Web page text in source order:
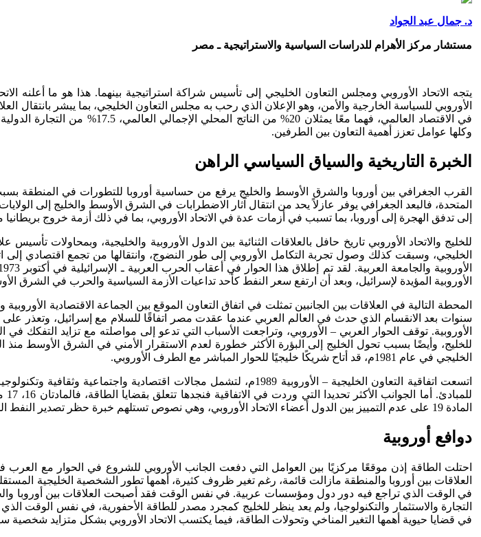
د. جمال عبد الجواد
مستشار مركز الأهرام للدراسات السياسية والاستراتيجية ـ مصر
الأوروبي للسياسة الخارجية والأمن، وهو الإعلان الذي رحب به مجلس التعاون الخليجي، بما يبشر بانتقال
في الاقتصاد العالمي، فهما معًا
وكلها عوامل تعزز أهمية التعاون بين الطرفين.
الخبرة التاريخية والسياق السياسي الراهن
القرب الجغرافي بين أوروبا والشرق الأوسط والخليج يرفع من حساسية أوروبا للتطورات في المنطقة
المتحدة، فالبعد الجغرافي يوفر عازلاً يحد من انتقال آثار الاضطرابات في الشرق الأوسط والخليج إلى
إلى تدفق الهجرة إلى أوروبا، بما تسبب في أزمات عدة في الاتحاد الأوروبي، بما في ذلك أزمة خروج
للخليج والاتحاد الأوروبي تاريخ حافل بالعلاقات الثنائية بين الدول الأوروبية والخليجية، وبمحاولات
الأوروبية المؤيدة لإسرائيل، وبعد أن ارتفع سعر النفط كأحد تداعيات الأزمة السياسية والحرب في
سنوات بعد الانقسام الذي حدث في العالم العربي عندما عقدت مصر اتفاقًا للسلام مع إسرائيل، وتعذر على
الأوروبية. توقف الحوار العربي – الأوروبي، وتراجعت الأسباب التي تدعو إلى مواصلته مع تزايد التفكك
للخليج، وأيضًا بسبب تحول الخليج إلى البؤرة الأكثر خطورة لعدم الاستقرار الأمني في الشرق الأوسط
الخليجي في عام 1981م، قد أتاح شريكًا خليجيًا للحوار المباشر مع الطرف الأوروبي.
اتسعت اتفاقية التعاون الخليجية – الأوروبية 1989م، لتشمل مجالات
المادة 19 على عدم التمييز بين الدول أعضاء الاتحاد الأوروبي، وهي نصوص تستلهم خبرة حظر تصدير النفط الذي فرضه منتجين خليجيين للنفط عام 1973م، على دول أوروبية مختارة مؤيدة لإسرائيل.
دوافع أوروبية
العلاقات بين أوروبا والمنطقة مازالت قائمة، رغم تغير ظروف كثيرة، أهمها تطور الشخصية الخليجية
في الوقت الذي تراجع فيه دور دول ومؤسسات عربية. في نفس الوقت فقد أصبحت العلاقات بين أوروبا
التجارة والاستثمار والتكنولوجيا، ولم يعد ينظر للخليج كمجرد مصدر للطاقة الأحفورية، في نفس الوقت
في قضايا حيوية أهمها التغير المناخي وتحولات الطاقة، فيما يكتسب الاتحاد الأوروبي بشكل متزايد